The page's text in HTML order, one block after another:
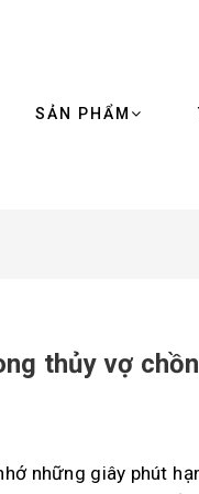
SẢN PHẨM
thủy vợ
những giây phút